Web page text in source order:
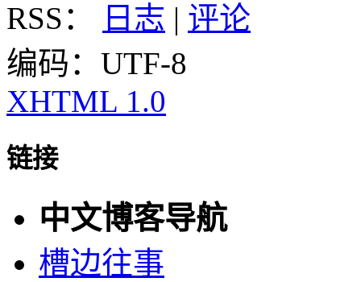
RSS：
日志 | 评论
编码：UTF-8
XHTML 1.0
链接
中文博客导航
槽边往事